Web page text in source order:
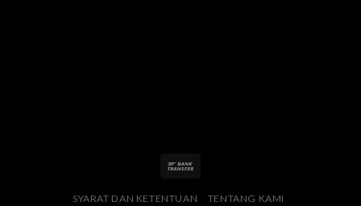
SYARAT DAN KETENTUAN
TENTANG KAMI